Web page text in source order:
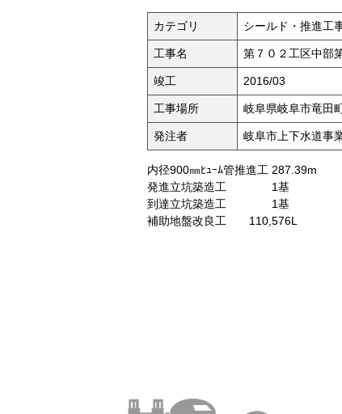
カテゴリ シールド・推進工
工事名 第７０２工区中部
竣工 2016/03
工事場所 岐阜県岐阜市竜田
発注者 岐阜市上下水道事
内径900㎜ﾋｭｰﾑ管推進工 287.39m
発進立坑築造工 1基
到達立坑築造工 1基
補助地盤改良工 110,576L